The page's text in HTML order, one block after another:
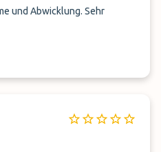
und Abwicklung. Sehr